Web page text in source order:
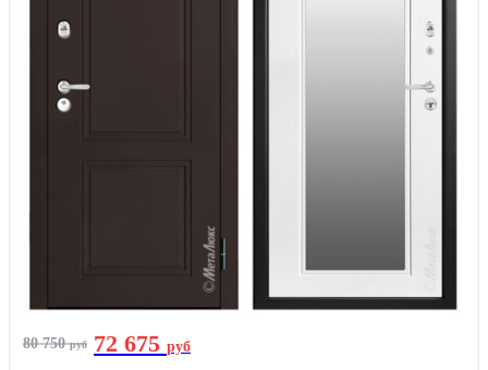
80 750руб 72 675 руб